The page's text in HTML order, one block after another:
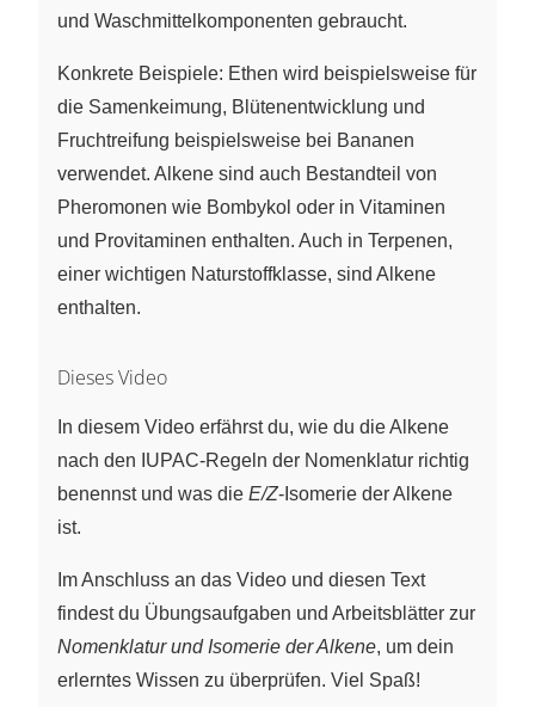
und Waschmittelkomponenten gebraucht.
Konkrete Beispiele: Ethen wird beispielsweise für
die Samenkeimung, Blütenentwicklung und
Fruchtreifung beispielsweise bei Bananen
verwendet. Alkene sind auch Bestandteil von
Pheromonen wie Bombykol oder in Vitaminen
und Provitaminen enthalten. Auch in Terpenen,
einer wichtigen Naturstoffklasse, sind Alkene
enthalten.
Dieses Video
In diesem Video erfährst du, wie du die Alkene
nach den IUPAC-Regeln der Nomenklatur richtig
benennst und was die E/Z-Isomerie der Alkene
ist.
Im Anschluss an das Video und diesen Text
findest du Übungsaufgaben und Arbeitsblätter zur
Nomenklatur und Isomerie der Alkene, um dein
erlerntes Wissen zu überprüfen. Viel Spaß!